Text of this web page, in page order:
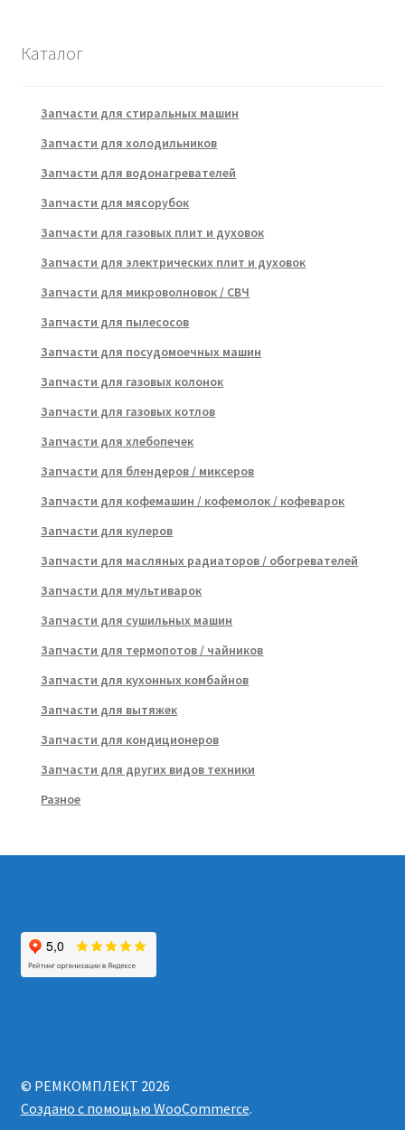
Каталог
Запчасти для стиральных машин
Запчасти для холодильников
Запчасти для водонагревателей
Запчасти для мясорубок
Запчасти для газовых плит и духовок
Запчасти для электрических плит и духовок
Запчасти для микроволновок / СВЧ
Запчасти для пылесосов
Запчасти для посудомоечных машин
Запчасти для газовых колонок
Запчасти для газовых котлов
Запчасти для хлебопечек
Запчасти для блендеров / миксеров
Запчасти для кофемашин / кофемолок / кофеварок
Запчасти для кулеров
Запчасти для масляных радиаторов / обогревателей
Запчасти для мультиварок
Запчасти для сушильных машин
Запчасти для термопотов / чайников
Запчасти для кухонных комбайнов
Запчасти для вытяжек
Запчасти для кондиционеров
Запчасти для других видов техники
Разное
© РЕМКОМПЛЕКТ 2026
Создано с помощью WooCommerce.